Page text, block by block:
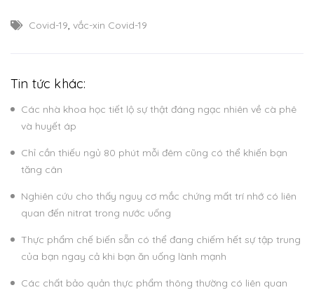
Covid-19, vắc-xin Covid-19
Tin tức khác:
Các nhà khoa học tiết lộ sự thật đáng ngạc nhiên về cà phê
và huyết áp
Chỉ cần thiếu ngủ 80 phút mỗi đêm cũng có thể khiến bạn
tăng cân
Nghiên cứu cho thấy nguy cơ mắc chứng mất trí nhớ có liên
quan đến nitrat trong nước uống
Thực phẩm chế biến sẵn có thể đang chiếm hết sự tập trung
của bạn ngay cả khi bạn ăn uống lành mạnh
Các chất bảo quản thực phẩm thông thường có liên quan